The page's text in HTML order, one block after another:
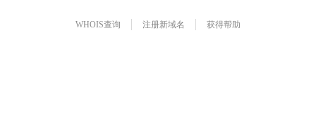
WHOIS查询 注册新域名 获得帮助